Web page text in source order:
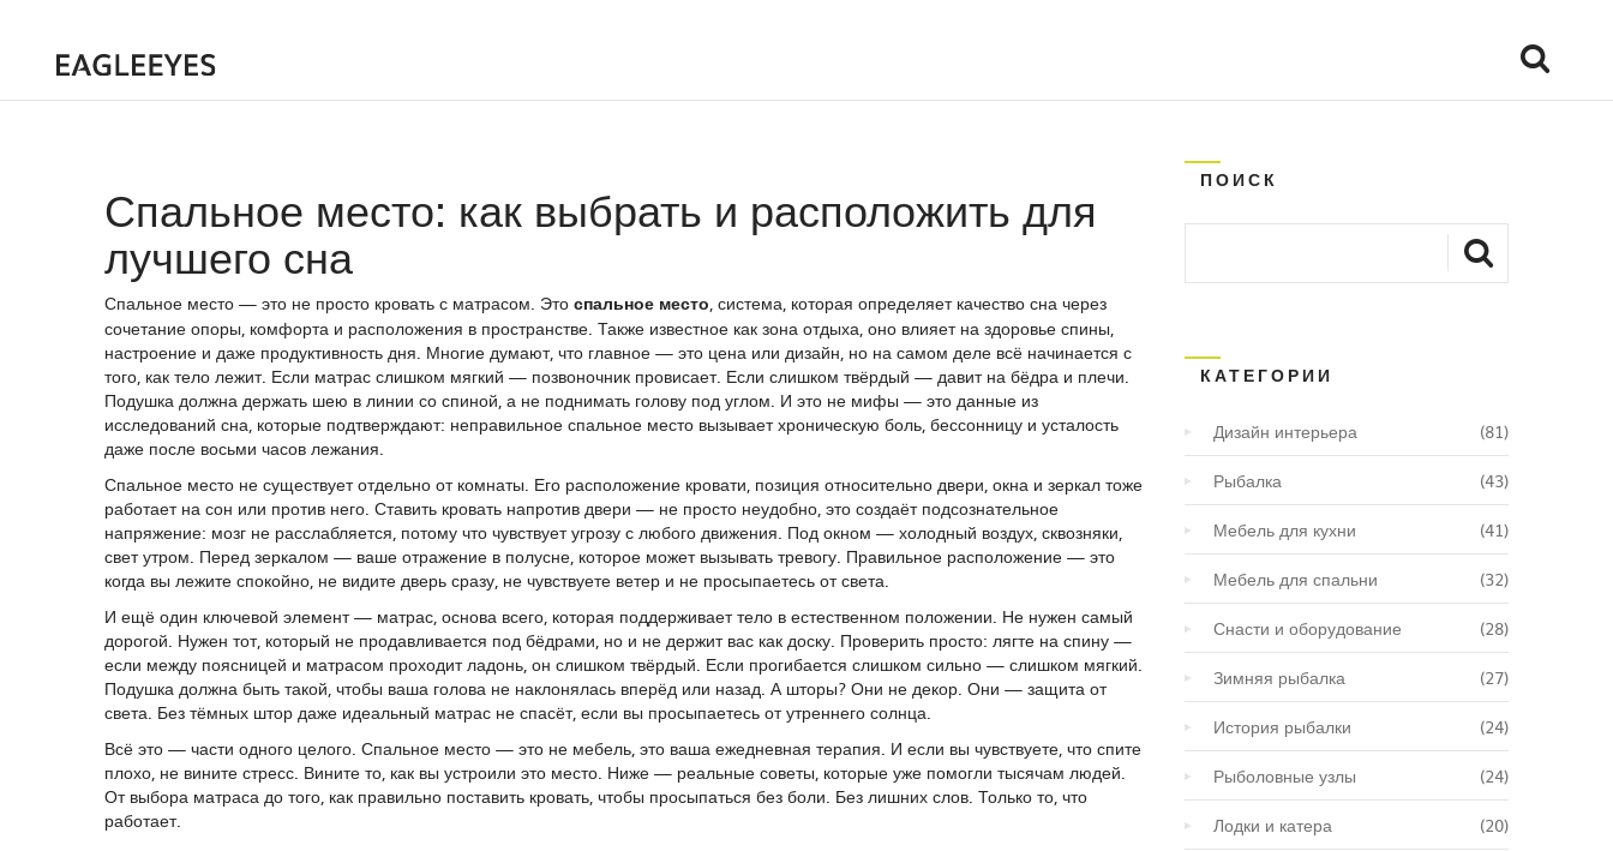
Спальное место: как выбрать и расположить для
лучшего сна
Спальное место — это не просто кровать с матрасом. Это спальное место, система, которая определяет качество сна через
сочетание опоры, комфорта и расположения в пространстве. Также известное как зона отдыха, оно влияет на здоровье спины,
настроение и даже продуктивность дня. Многие думают, что главное — это цена или дизайн, но на самом деле всё начинается с
того, как тело лежит. Если матрас слишком мягкий — позвоночник провисает. Если слишком твёрдый — давит на бёдра и плечи.
Подушка должна держать шею в линии со спиной, а не поднимать голову под углом. И это не мифы — это данные из
исследований сна, которые подтверждают: неправильное спальное место вызывает хроническую боль, бессонницу и усталость
даже после восьми часов лежания.
Спальное место не существует отдельно от комнаты. Его расположение кровати, позиция относительно двери, окна и зеркал тоже
работает на сон или против него. Ставить кровать напротив двери — не просто неудобно, это создаёт подсознательное
напряжение: мозг не расслабляется, потому что чувствует угрозу с любого движения. Под окном — холодный воздух, сквозняки,
свет утром. Перед зеркалом — ваше отражение в полусне, которое может вызывать тревогу. Правильное расположение — это
когда вы лежите спокойно, не видите дверь сразу, не чувствуете ветер и не просыпаетесь от света.
И ещё один ключевой элемент — матрас, основа всего, которая поддерживает тело в естественном положении. Не нужен самый
дорогой. Нужен тот, который не продавливается под бёдрами, но и не держит вас как доску. Проверить просто: лягте на спину —
если между поясницей и матрасом проходит ладонь, он слишком твёрдый. Если прогибается слишком сильно — слишком мягкий.
Подушка должна быть такой, чтобы ваша голова не наклонялась вперёд или назад. А шторы? Они не декор. Они — защита от
света. Без тёмных штор даже идеальный матрас не спасёт, если вы просыпаетесь от утреннего солнца.
Всё это — части одного целого. Спальное место — это не мебель, это ваша ежедневная терапия. И если вы чувствуете, что спите
плохо, не вините стресс. Вините то, как вы устроили это место. Ниже — реальные советы, которые уже помогли тысячам людей.
От выбора матраса до того, как правильно поставить кровать, чтобы просыпаться без боли. Без лишних слов. Только то, что
работает.
ПОИСК
КАТЕГОРИИ
Дизайн интерьера (81)
Рыбалка (43)
Мебель для кухни (41)
Мебель для спальни (32)
Снасти и оборудование (28)
Зимняя рыбалка (27)
История рыбалки (24)
Рыболовные узлы (24)
Лодки и катера (20)